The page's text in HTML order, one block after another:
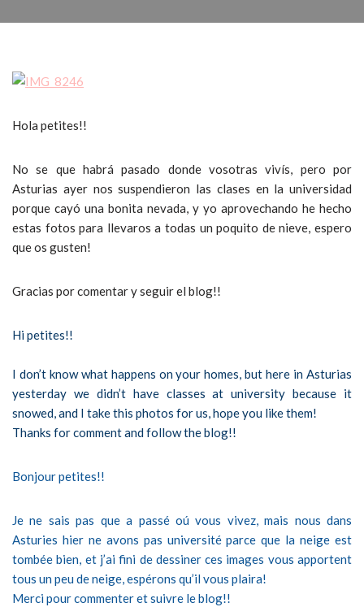
Hola petites!!
No se que habrá pasado donde vosotras vivís, pero por
Asturias ayer nos suspendieron las clases en la universidad
porque cayó una bonita nevada, y yo aprovechando he hecho
estas fotos para llevaros a todas un poquito de nieve, espero
que os gusten!
Gracias por comentar y seguir el blog!!
Hi petites!!
I don’t know what happens on your homes, but here in Asturias
yesterday we didn’t have classes at university because it
snowed, and I take this photos for us, hope you like them!
Thanks for comment and follow the blog!!
Bonjour petites!!
Je ne sais pas que a passé oú vous vivez, mais nous dans
Asturies hier ne avons pas université parce que la neige est
tombée bien, et j’ai fini de dessiner ces images vous apportent
tous un peu de neige, espérons qu’il vous plaira!
Merci pour commenter et suivre le blog!!